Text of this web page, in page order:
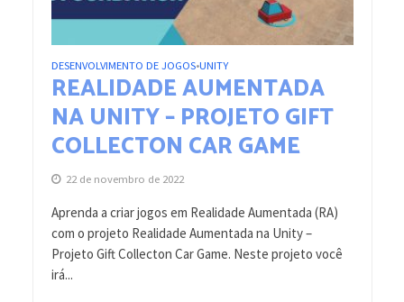
DESENVOLVIMENTO DE JOGOS•UNITY
REALIDADE AUMENTADA
NA UNITY – PROJETO GIFT
COLLECTON CAR GAME
22 de novembro de 2022
Aprenda a criar jogos em Realidade Aumentada (RA)
com o projeto Realidade Aumentada na Unity –
Projeto Gift Collecton Car Game. Neste projeto você
irá...